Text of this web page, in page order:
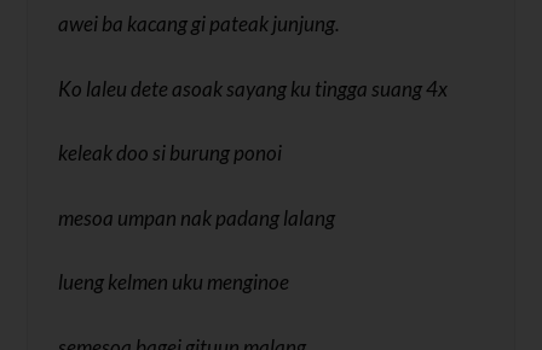
awei ba kacang gi pateak junjung.
Ko laleu dete asoak sayang ku tingga suang 4x
keleak doo si burung ponoi
mesoa umpan nak padang lalang
lueng kelmen uku menginoe